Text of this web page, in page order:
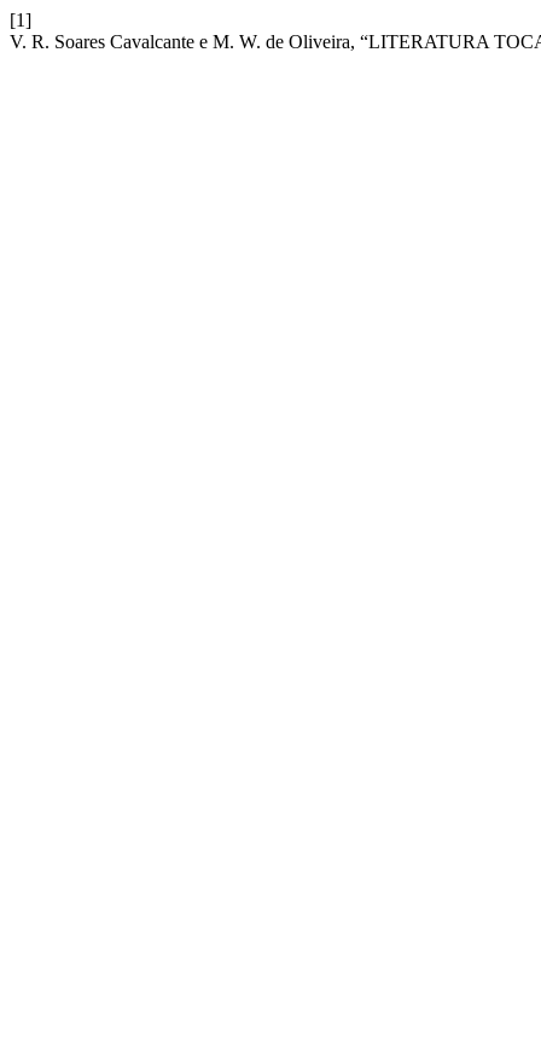
[1]
V. R. Soares Cavalcante e M. W. de Oliveira, “LITERATURA